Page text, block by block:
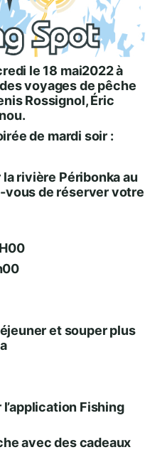
le 18 mai2022 à
voyages de pêche
Rossignol, Éric
de mardi soir :
rivière Péribonka au
vous de réserver votre
et souper plus
Fishing
avec des cadeaux